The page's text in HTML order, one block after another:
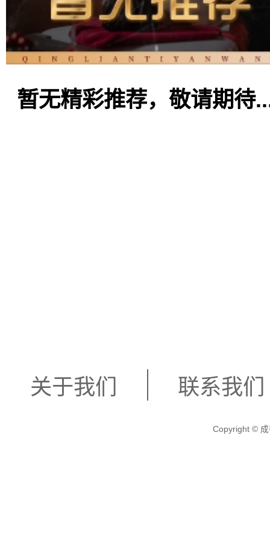
暂无精彩推荐，敬请期待
关于我们 联系我们
Copyright © 成